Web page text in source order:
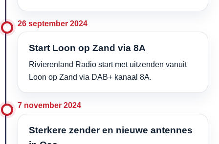
26 september 2024
Start Loon op Zand via 8A
Rivierenland Radio start met uitzenden vanuit
Loon op Zand via DAB+ kanaal 8A.
7 november 2024
Sterkere zender en nieuwe antennes